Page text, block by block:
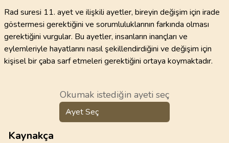
Rad suresi 11. ayet ve ilişkili ayetler, bireyin değişim için irade
göstermesi gerektiğini ve sorumluluklarının farkında olması
gerektiğini vurgular. Bu ayetler, insanların inançları ve
eylemleriyle hayatlarını nasıl şekillendirdiğini ve değişim için
kişisel bir çaba sarf etmeleri gerektiğini ortaya koymaktadır.
Okumak istediğin ayeti seç
Ayet Seç
Kaynakça